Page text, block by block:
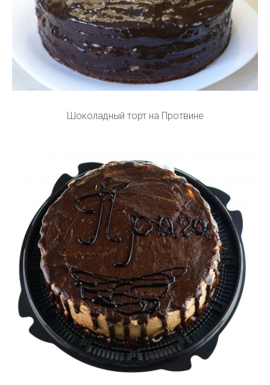
Шоколадный торт на Протвине